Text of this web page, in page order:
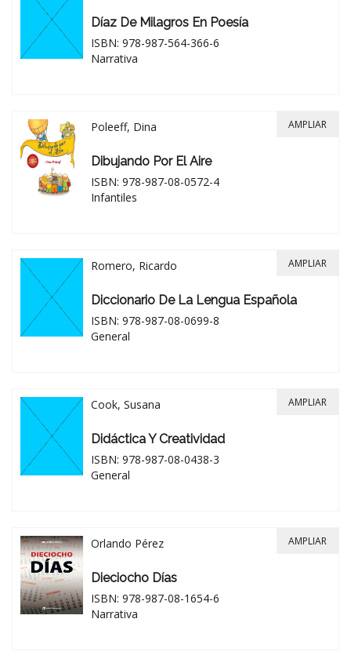
Díaz De Milagros En Poesía
ISBN: 978-987-564-366-6
Narrativa
Poleeff, Dina
Dibujando Por El Aire
ISBN: 978-987-08-0572-4
Infantiles
AMPLIAR
Romero, Ricardo
Diccionario De La Lengua Española
ISBN: 978-987-08-0699-8
General
AMPLIAR
Cook, Susana
Didáctica Y Creatividad
ISBN: 978-987-08-0438-3
General
AMPLIAR
Orlando Pérez
Dieciocho Días
ISBN: 978-987-08-1654-6
Narrativa
AMPLIAR